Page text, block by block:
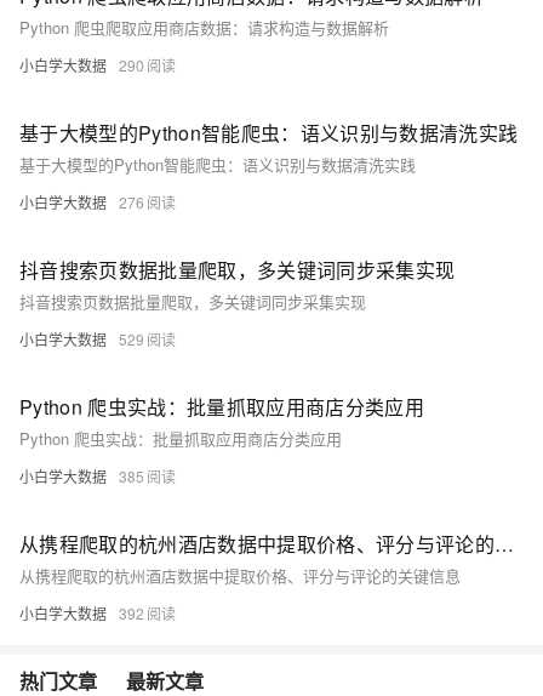
Python 爬虫爬取应用商店数据：请求构造与数据解析
小白学大数据 290
基于大模型的Python智能爬虫：语义识别与数据清洗实践
基于大模型的Python智能爬虫：语义识别与数据清洗实践
小白学大数据 276
抖音搜索页数据批量爬取，多关键词同步采集实现
抖音搜索页数据批量爬取，多关键词同步采集实现
小白学大数据 529
Python 爬虫实战：批量抓取应用商店分类应用
Python 爬虫实战：批量抓取应用商店分类应用
小白学大数据 385
从携程爬取的杭州酒店数据中提取价格、评分与评论的关键信息
从携程爬取的杭州酒店数据中提取价格、评分与评论的关键信息
小白学大数据 392
热门文章 最新文章